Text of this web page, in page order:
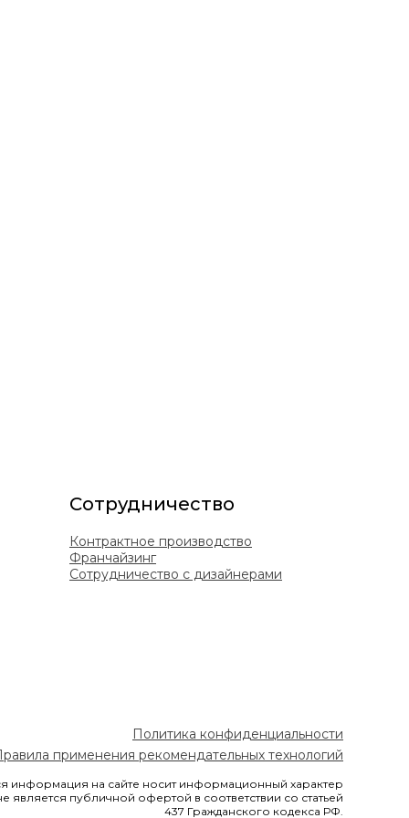
Сотрудничество
Контрактное производство
Франчайзинг
Сотрудничество с дизайнерами
Политика конфиденциальности
применения рекомендательных технологий
информация на сайте носит информационный характер
является публичной офертой в соответствии со статьей
437 Гражданского кодекса РФ.